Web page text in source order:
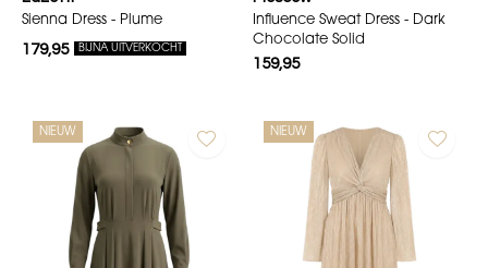
Sienna Dress - Plume
179,95 BIJNA UITVERKOCHT
Influence Sweat Dress - Dark
Chocolate Solid
159,95
NIEUW NIEUW